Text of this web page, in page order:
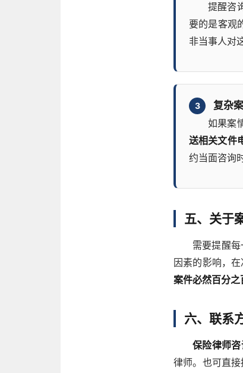
提醒咨
要的是客观
非当事人对
3
复杂
如果案
送相关文件
约当面咨询
五、关于
需要提醒每
因素的影响，
案件必然百分
六、联系
保险律师
律师。也可直